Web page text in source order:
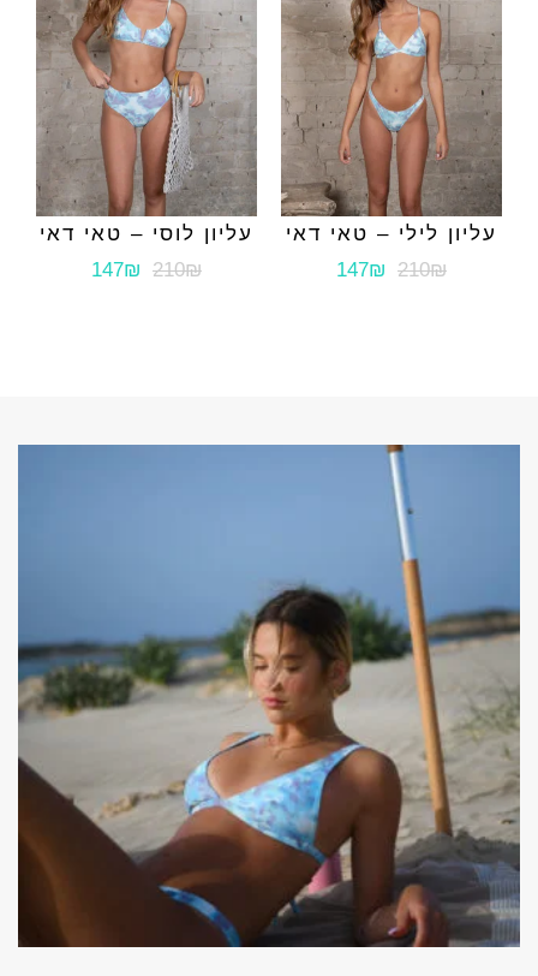
עליון לילי – טאי דאי
210₪
147₪
עליון לוסי – טאי דאי
210₪
147₪